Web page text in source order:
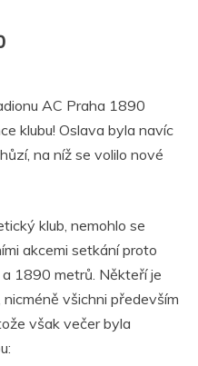
AC Praha 1890
klubu! Oslava byla navíc
na níž se volilo nové
klub, nemohlo se
akcemi setkání proto
1890 metrů. Někteří je
všichni především
však večer byla